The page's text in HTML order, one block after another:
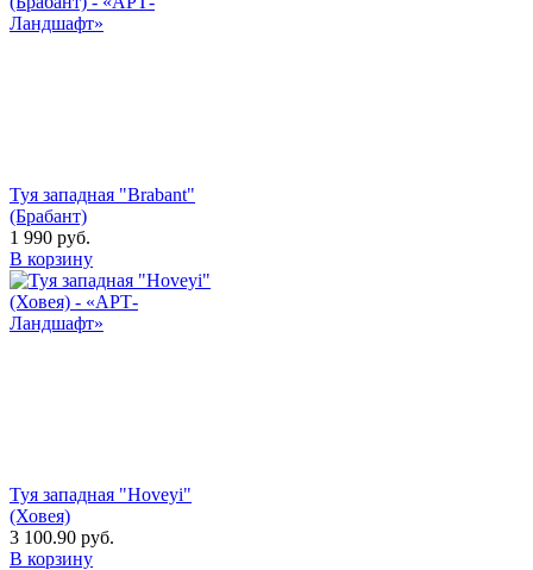
Туя западная "Brabant"
(Брабант)
1 990 руб.
В корзину
Туя западная "Hoveyi"
(Ховея)
3 100.90 руб.
В корзину